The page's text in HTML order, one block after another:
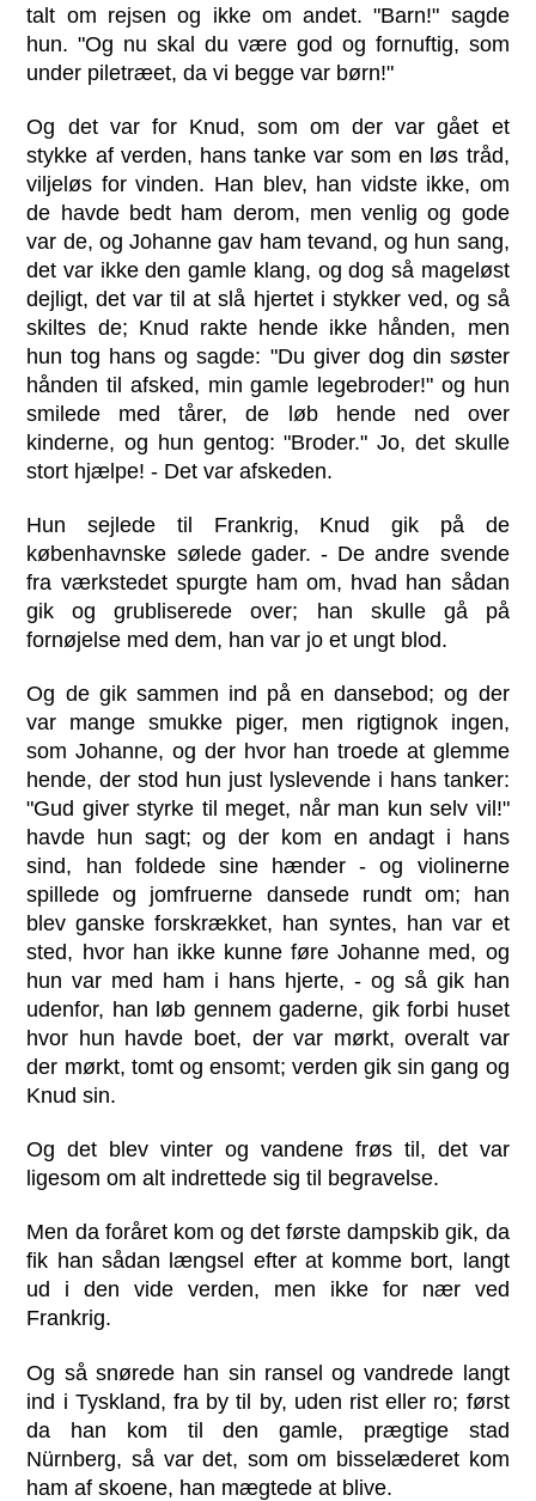
talt om rejsen og ikke om andet. "Barn!" sagde
hun. "Og nu skal du være god og fornuftig, som
under piletræet, da vi begge var børn!"
Og det var for Knud, som om der var gået et
stykke af verden, hans tanke var som en løs tråd,
viljeløs for vinden. Han blev, han vidste ikke, om
de havde bedt ham derom, men venlig og gode
var de, og Johanne gav ham tevand, og hun sang,
det var ikke den gamle klang, og dog så mageløst
dejligt, det var til at slå hjertet i stykker ved, og så
skiltes de; Knud rakte hende ikke hånden, men
hun tog hans og sagde: "Du giver dog din søster
hånden til afsked, min gamle legebroder!" og hun
smilede med tårer, de løb hende ned over
kinderne, og hun gentog: "Broder." Jo, det skulle
stort hjælpe! - Det var afskeden.
Hun sejlede til Frankrig, Knud gik på de
københavnske sølede gader. - De andre svende
fra værkstedet spurgte ham om, hvad han sådan
gik og grubliserede over; han skulle gå på
fornøjelse med dem, han var jo et ungt blod.
Og de gik sammen ind på en dansebod; og der
var mange smukke piger, men rigtignok ingen,
som Johanne, og der hvor han troede at glemme
hende, der stod hun just lyslevende i hans tanker:
"Gud giver styrke til meget, når man kun selv vil!"
havde hun sagt; og der kom en andagt i hans
sind, han foldede sine hænder - og violinerne
spillede og jomfruerne dansede rundt om; han
blev ganske forskrækket, han syntes, han var et
sted, hvor han ikke kunne føre Johanne med, og
hun var med ham i hans hjerte, - og så gik han
udenfor, han løb gennem gaderne, gik forbi huset
hvor hun havde boet, der var mørkt, overalt var
der mørkt, tomt og ensomt; verden gik sin gang og
Knud sin.
Og det blev vinter og vandene frøs til, det var
ligesom om alt indrettede sig til begravelse.
Men da foråret kom og det første dampskib gik, da
fik han sådan længsel efter at komme bort, langt
ud i den vide verden, men ikke for nær ved
Frankrig.
Og så snørede han sin ransel og vandrede langt
ind i Tyskland, fra by til by, uden rist eller ro; først
da han kom til den gamle, prægtige stad
Nürnberg, så var det, som om bisselæderet kom
ham af skoene, han mægtede at blive.